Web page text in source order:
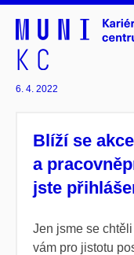
6. 4. 2022
Blíží se
a
jste
Jen jsme se
vám pro jistotu